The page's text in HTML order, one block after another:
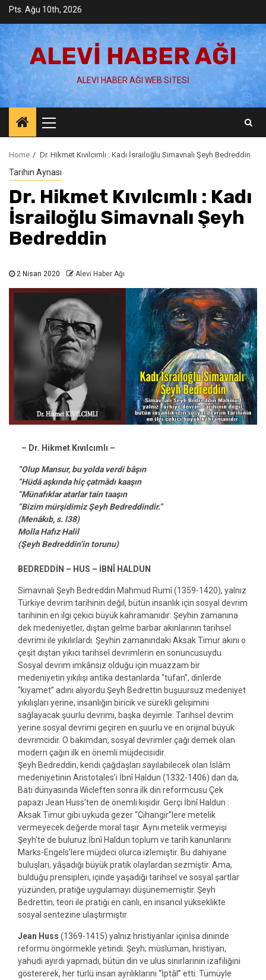
Skip
content
Pts. Ağu 10th, 2026
ALEVI HABER AĞI
ALEVI HABER AĞI WEB SITESI
Menu
Home Dr. Hikmet Kıvılcımlı : Kadı İsrailoğlu Simavnalı Şeyh Bedreddin
Tarihin Aynası
Dr. Hikmet Kıvılcımlı : Kadı
İsrailoğlu Simavnalı Şeyh
Bedreddin
2 Nisan 2020 Alevi Haber Ağı
– Dr. Hikmet Kıvılcımlı –
“Olup Mansur, bu yolda verdi bâşın
“Hüdâ aşkında hiç çatmâdı kaaşın
“Münafıklar atarlar tain taaşın
“Bizim mürşidimiz Şeyh Bedreddindir.”
(Menâkıb, s. l38)
Molla Hafız Halil
(Şeyh Bedreddin’in torunu)
BEDREDDİN – HUS – İBNÎ HALDUN
Simavnalı Şeyh Bedreddin Mahmud Rumî (1359-1420), yalnız
Türkiye devrim tarihinin değil, bütün insanlık için sosyal devrim
tarihinin en ilgi çekici büyük kahramanıdır: Şeyhin zamanına
dek medeniyetler, dıştan gelme barbar akınlarının tarihsel
devrimi ile yıkılırlardı. Şeyhin zamanındaki Aksak Timur akını o
çeşit dıştan yıkıcı tarihsel devrimlerin en sonuncusuydu.
Sosyal devrim imkânsız olduğu için muazzam bir
medeniyetin yıkılışı antika destanlarda “tufan”, dinlerde
“kıyamet” adını alıyordu.Şeyh Bedrettin buşuursuz medeniyet
yıkılışları yerine, insanlığın biricik ve sürekli gelişimini
sağlayacak şuurlu devrimi, başka deyimle: Tarihsel devrim
yerine sosyal devrimi geçiren en şuurlu ve en orijinal büyük
devrimcidir. O bakımdan, sosyal devrimler çağı demek olan
modern çağın ilk en önemli müjdecisidir.
Şeyh Bedreddin, kendi çağdaşları sayılabilecek olan İslâm
medeniyetinin Aristotales’i İbnî Haldun (1332-1406) dan da,
Batı dünyasında Wicleften sonra ilk din reformcusu Çek
papazı Jean Huss’ten de önemli kişidir. Gerçi İbnî Haldun :
Aksak Timur gibi uykuda gezer “Cihangir”lere metelik
vermeyecek değerde moral taşır. Aynı metelik vermeyişi
Şeyh’te de buluruz.İbnî Haldun toplum ve tarih kanunlarını
Marks-Engels’lere müjdeci olurca izlemiştir. Bu dahiyane
buluşları, yâşadığı büyük pratik olaylardan sezmiştir. Ama,
bulduğu prensipleri, içinde yaşadığı tarihsel ve sosyal şartlar
yüzünden, pratiğe uygulamayı düşünememiştir. Şeyh
Bedrettin, teori ile pratiği en canlı, en insancıl yükseklikte
sosyal sentezine ulaştırmıştır.
Jean Huss (1369-1415) yalnız hristiyanlar içinİsa dininde
reformu öngörmekle yetindi. Şeyh; müslüman, hristiyan,
yahudi ayırdı yapmadı, bütün din ve ulus sınırlarının izafiliğini
göstererek, her türlü insan ayrılıklarını “İptâl” etti. Tümüyle